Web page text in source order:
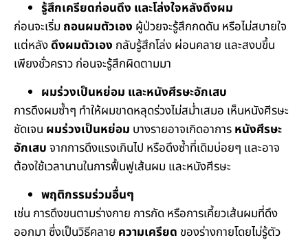
รู้สึกเครียดก่อนดึง และโล่งใจหลังดึงผม
ก่อนจะเริ่ม ถอนผมตัวเอง ผู้ป่วยจะรู้สึกกดดัน หรือไม่สบายใจ
แต่หลังดึงผมตัวเอง กลับรู้สึกโล่ง ผ่อนคลาย และสงบขึ้น
เพียงชั่วคราว ก่อนจะรู้สึกผิดตามมา
ผมร่วงเป็นหย่อม และหนังศีรษะอักเสบ
การดึงผมซ้ำๆ ทำให้ผมขาดหลุดร่วงไม่สม่ำเสมอ เห็นหนังศีรษะ
ชัดเจน ผมร่วงเป็นหย่อม บางรายอาจเกิดอาการหนังศีรษะ
อักเสบจากการดึงแรงเกินไป หรือดึงซ้ำที่เดิมบ่อยๆ และอาจ
ต้องใช้เวลานานในการฟื้นฟูเส้นผม และหนังศีรษะ
พฤติกรรมร่วมอื่นๆ
เช่น การดึงขนตามร่างกาย การกัด หรือการเคี้ยวเส้นผมที่ดึง
ออกมา ซึ่งเป็นวิธีคลาย ความเครียด ของร่างกายโดยไม่รู้ตัว